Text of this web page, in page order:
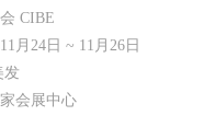
CIBE
月24日 ~ 11月26日
发
会展中心